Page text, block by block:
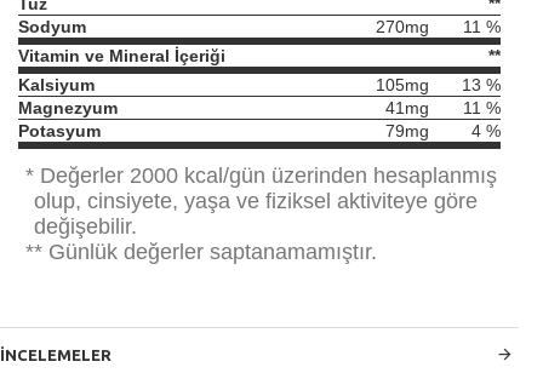
270mg
11 %
Sodyum
**
Vitamin ve Mineral İçeriği
105mg
13 %
Kalsiyum
41mg
11 %
Magnezyum
79mg
4 %
Potasyum
*Değerler 2000 kcal/gün üzerinden hesaplanmış
olup, cinsiyete, yaşa ve fiziksel aktiviteye göre
değişebilir.
**Günlük değerler saptanamamıştır.
INCELEMELER